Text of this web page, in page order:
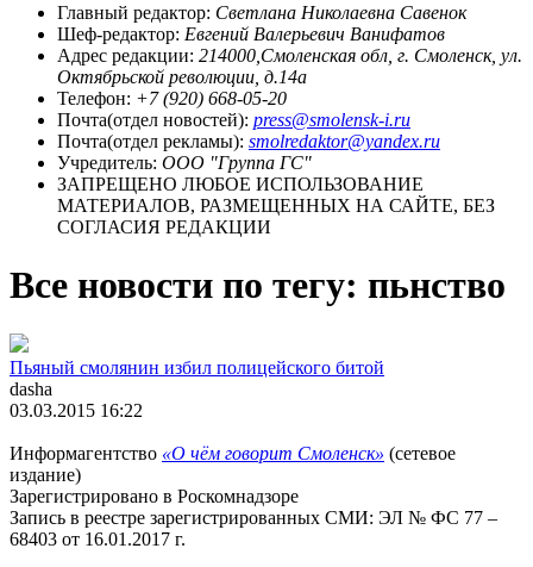
Главный редактор: Светлана Николаевна Савенок
Шеф-редактор: Евгений Валерьевич Ванифатов
Адрес редакции: 214000,Смоленская обл, г. Смоленск, ул.
Октябрьской революции, д.14а
Телефон: +7 (920) 668-05-20
Почта(отдел новостей): press@smolensk-i.ru
Почта(отдел рекламы): smolredaktor@yandex.ru
Учредитель: ООО "Группа ГС"
ЗАПРЕЩЕНО ЛЮБОЕ ИСПОЛЬЗОВАНИЕ
МАТЕРИАЛОВ, РАЗМЕЩЕННЫХ НА САЙТЕ, БЕЗ
СОГЛАСИЯ РЕДАКЦИИ
Все новости по тегу: пьнство
Пьяный смолянин избил полицейского битой
dasha
03.03.2015 16:22
Информагентство «О чём говорит Смоленск» (сетевое
издание)
Зарегистрировано в Роскомнадзоре
Запись в реестре зарегистрированных СМИ: ЭЛ № ФС 77 –
68403 от 16.01.2017 г.